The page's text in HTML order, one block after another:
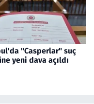
"Casperlar" suç
yeni dava açıldı